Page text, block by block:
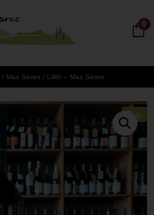
0
/ Mas Seren / Lilith – Mas Seren
Bio